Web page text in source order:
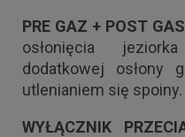
PRE GAZ + POST
osłonięcia
dodatkowej osłony
utlenianiem się spoiny.
WYŁĄCZNIK